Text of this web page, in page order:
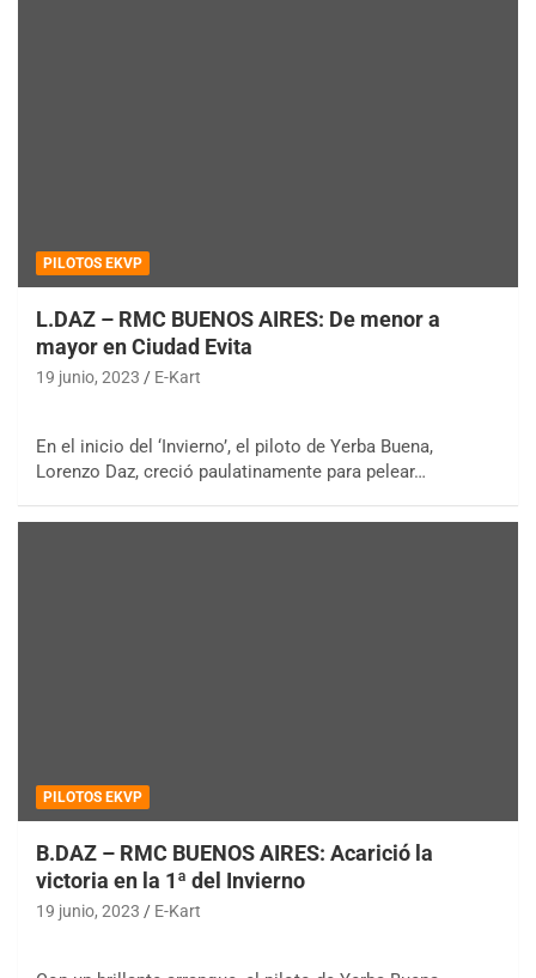
PILOTOS EKVP
L.DAZ – RMC BUENOS AIRES: De menor a
mayor en Ciudad Evita
19 junio, 2023 E-Kart
En el inicio del ‘Invierno’, el piloto de Yerba Buena,
Lorenzo Daz, creció paulatinamente para pelear…
PILOTOS EKVP
B.DAZ – RMC BUENOS AIRES: Acarició la
victoria en la 1ª del Invierno
19 junio, 2023 E-Kart